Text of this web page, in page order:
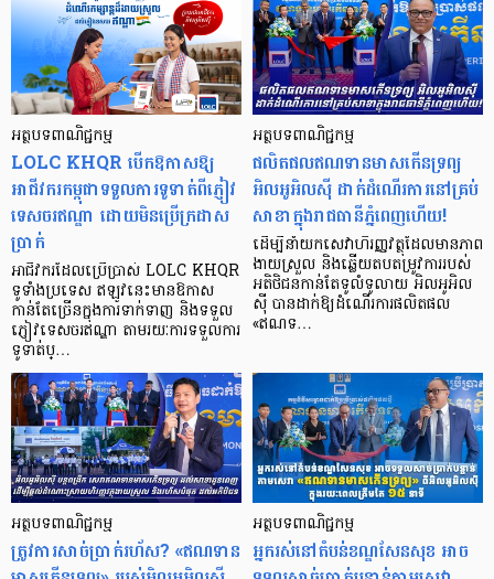
អត្ថបទពាណិជ្ជកម្ម
LOLC KHQR បើកឱកាសឱ្យ
អាជីវករកម្ពុជាទទួលការទូទាត់ពីភ្ញៀវ
ទេសចរឥណ្ឌា ដោយមិនប្រើក្រដាស
ប្រាក់
អាជីវករដែលប្រើប្រាស់ LOLC KHQR
ទូទាំងប្រទេស ឥឡូវនេះមានឱកាស
កាន់តែច្រើនក្នុងការទាក់ទាញ និងទទួល
ភ្ញៀវទេសចរឥណ្ឌា តាមរយៈការទទួលការ
ទូទាត់ប្…
អត្ថបទពាណិជ្ជកម្ម
ផលិតផលឥណទានមាសកើនទ្រព្យ
អិលអូអិលស៊ី ដាក់ដំណើរការនៅគ្រប់
សាខាក្នុងរាជធានីភ្នំពេញហើយ!
ដើម្បីនាំយកសេវាហិរញ្ញវត្ថុដែលមានភាព
ងាយស្រួល និងឆ្លើយតបតម្រូវការរបស់
អតិថិជនកាន់តែទូលំទូលាយ អិលអូអិល
ស៊ី បានដាក់ឱ្យដំណើរការផលិតផល
«ឥណទ…
អត្ថបទពាណិជ្ជកម្ម
ត្រូវការសាច់ប្រាក់រហ័ស? «ឥណទាន
អត្ថបទពាណិជ្ជកម្ម
អ្នករស់នៅតំបន់ខណ្ឌសែនសុខ អាច